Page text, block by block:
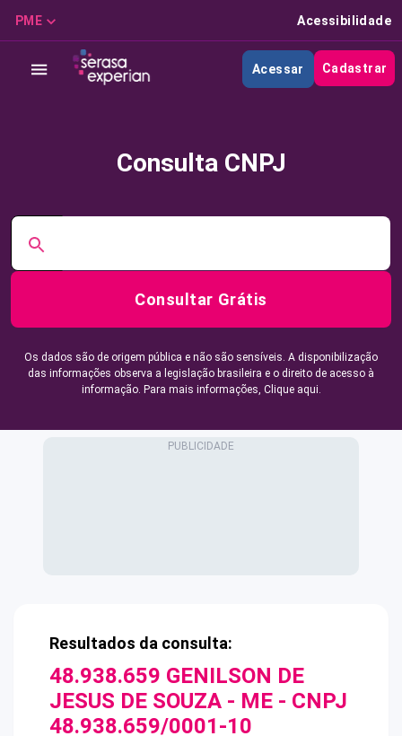
PME Acessibilidade
Acessar Cadastrar
Consulta CNPJ
Consultar Grátis
Os dados são de origem pública e não são sensíveis. A disponibilização
das informações observa a legislação brasileira e o direito de acesso à
informação. Para mais informações, Clique aqui.
Resultados da consulta:
48.938.659 GENILSON DE
JESUS DE SOUZA - ME - CNPJ
48.938.659/0001-10